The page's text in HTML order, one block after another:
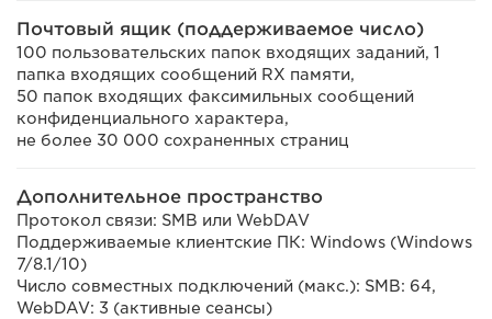
Почтовый ящик (поддерживаемое число)
100 пользовательских папок входящих заданий, 1
папка входящих сообщений RX памяти,
50 папок входящих факсимильных сообщений
конфиденциального характера,
не более 30 000 сохраненных страниц
Дополнительное пространство
Протокол связи: SMB или WebDAV
Поддерживаемые клиентские ПК: Windows (Windows
7/8.1/10)
Число совместных подключений (макс.): SMB: 64,
WebDAV: 3 (активные сеансы)